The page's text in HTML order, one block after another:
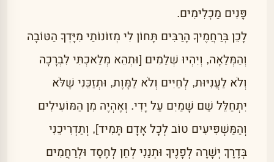
פָּנִים מַכְלִימִים.
לָכֵן בְּרַחֲמֶיךָ הָרַבִּים תָּחוֹן לִי מְזוֹנוֹתַי מִיָּדְךָ הַטּוֹבָה
וְהַמְּלֵאָה, וְיִהְיוּ שְׁלֵמִים [וּתְהֵא מְלַאכְתִּי לִבְרָכָה
וְלֹא לַעֲנִיּוּת, לְחַיִּים וְלֹא לַמָּוֶת, וּתְזַכֵּנִי שֶׁלֹּא
יִתְחַלֵּל שֵׁם שָׁמַיִם עַל יָדִי. וְאֶהְיֶה מִן הַמּוֹעִילִים
וְהַמַּשְׁפִּיעִים טוֹב לְכָל אָדָם תָּמִיד], וְתַדְרִיכֵנִי
בְּדֶרֶךְ יְשָׁרָה לְפָנֶיךָ וּתְנֵנִי לְחֵן לְחֶסֶד וּלְרַחֲמִים